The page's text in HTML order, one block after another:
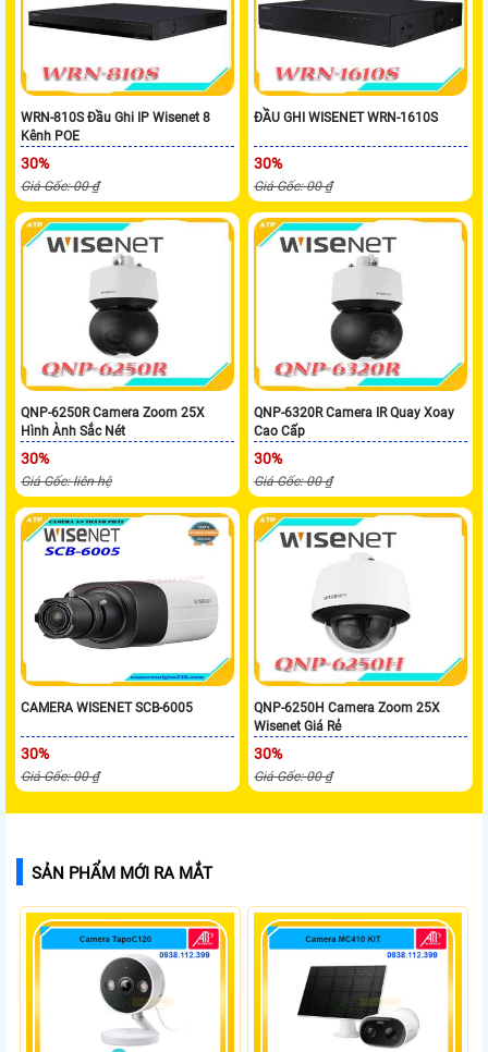
WRN-810S Đầu Ghi IP Wisenet 8
Kênh POE
30%
Giá Gốc: 00 ₫
ĐẦU GHI WISENET WRN-1610S
30%
Giá Gốc: 00 ₫
QNP-6250R Camera Zoom 25X
Hình Ành Sắc Nét
30%
Giá Gốc: liên hệ
QNP-6320R Camera IR Quay Xoay
Cao Cấp
30%
Giá Gốc: 00 ₫
CAMERA WISENET SCB-6005
30%
Giá Gốc: 00 ₫
QNP-6250H Camera Zoom 25X
Wisenet Giá Rẻ
30%
Giá Gốc: 00 ₫
SẢN PHẨM MỚI RA MẮT